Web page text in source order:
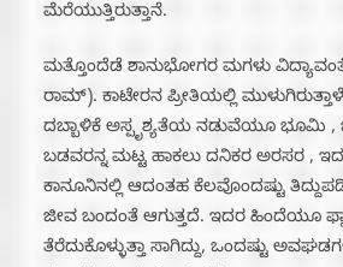
ಮೆರೆಯುತ್ತಿರುತ್ತಾನೆ.
ಮತ್ತೊಂದೆಡೆ ಶಾನುಭೋಗರ ಮಗಳು
ರಾಮ್). ಕಾಟೇರನ ಪ್ರೀತಿಯಲ್ಲಿ
ದಬ್ಬಾಳಿಕೆ ಅಸ್ಪೃಶ್ಯತೆಯ ನಡುವೆಯೂ ಭೂಮಿ ,
ಬಡವರನ್ನ ಮಟ್ಟ ಹಾಕಲು ದನಿಕರ ಅರಸರ ,
ಕಾನೂನಿನಲ್ಲಿ ಆದಂತಹ ಕೆಲವೊಂದಷ್ಟು
ಜೀವ ಬಂದಂತೆ ಆಗುತ್ತದೆ. ಇದರ ಹಿಂದೆಯೂ
ತೆರೆದುಕೊಳ್ಳುತ್ತಾ ಸಾಗಿದ್ದು, ಒಂದಷ್ಟು